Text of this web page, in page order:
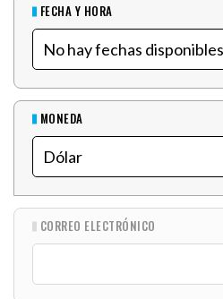
FECHA Y HORA
MONEDA
CORREO ELECTRÓNICO